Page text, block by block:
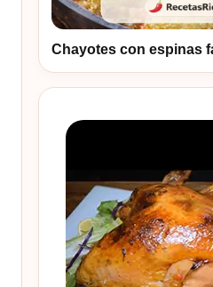
Chayotes con espinas